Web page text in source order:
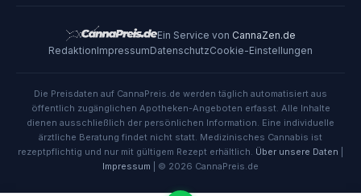
Ein Service von CannaZen.de
RedaktionImpressumDatenschutzCookie-Einstellungen
Die Preisdaten auf CannaPreis.de werden täglich automatisiert aus
öffentlich zugänglichen Apotheken-Angeboten erfasst. Alle Inhalte
dienen ausschließlich der persönlichen Information. Eine individuelle
ärztliche Beratung findet nicht statt. Medizinisches Cannabis ist
rezeptpflichtig und nur mit gültigem Rezept erhältlich. Über unsere Daten
Impressum | © 2026 CannaPreis.de